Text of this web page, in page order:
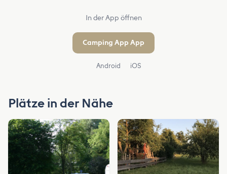
In der App öffnen
Camping App App
Android iOS
Plätze in der Nähe